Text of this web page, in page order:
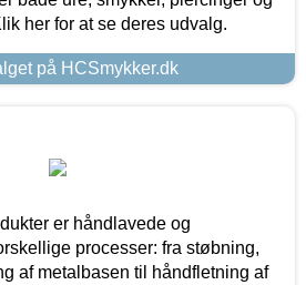
her for at se deres udvalg.
på HCSmykker.dk
er håndlavede og
processer: fra støbning,
af metalbasen til håndfletning af